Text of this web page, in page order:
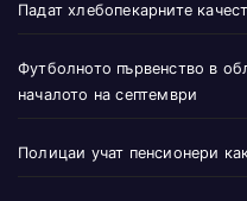
Падат хлебопекарните
Футболното първенство в
началото на септември
Полицаи учат пенсионери